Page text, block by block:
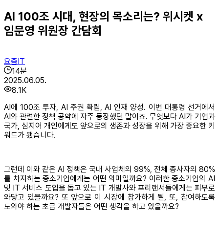
AI 100조 시대, 현장의 목소리는? 위시켓 x
임문영 위원장 간담회
요즘IT
14분
2025.06.05.
8.1K
AI에 100조 투자, AI 주권 확립, AI 인재 양성. 이번 대통령 선거에서
AI와 관련한 정책 공약에 자주 등장했던 말이죠. 무엇보다 AI가 기업과
국가, 심지어 개인에게도 앞으로의 생존과 성장을 위해 가장 중요한 키
워드가 됐습니다.
그런데 이와 같은 AI 정책은 국내 사업체의 99%, 전체 종사자의 80%
를 차지하는 중소기업에게는 어떤 의미일까요? 이러한 중소기업의 AI
및 IT 서비스 도입을 돕고 있는 IT 개발사와 프리랜서들에게는 피부로
와닿고 있을까요? 또 앞으로 이 시장에 참가하게 될, 또, 참여하도록
도와야 하는 초급 개발자들은 어떤 생각을 하고 있을까요?